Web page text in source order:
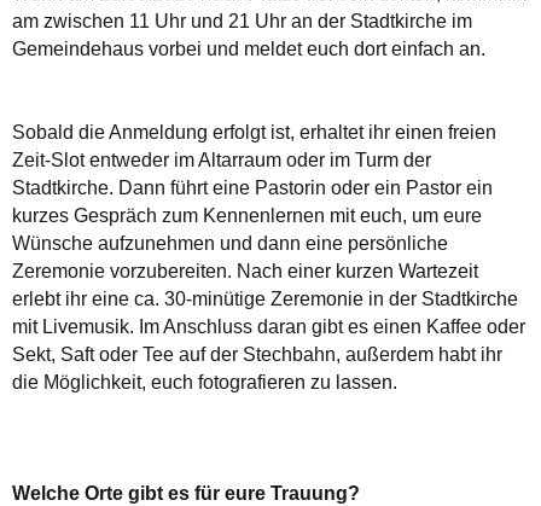
am zwischen 11 Uhr und 21 Uhr an der Stadtkirche im
Gemeindehaus vorbei und meldet euch dort einfach an.
Sobald die Anmeldung erfolgt ist, erhaltet ihr einen freien
Zeit-Slot entweder im Altarraum oder im Turm der
Stadtkirche. Dann führt eine Pastorin oder ein Pastor ein
kurzes Gespräch zum Kennenlernen mit euch, um eure
Wünsche aufzunehmen und dann eine persönliche
Zeremonie vorzubereiten. Nach einer kurzen Wartezeit
erlebt ihr eine ca. 30-minütige Zeremonie in der Stadtkirche
mit Livemusik. Im Anschluss daran gibt es einen Kaffee oder
Sekt, Saft oder Tee auf der Stechbahn, außerdem habt ihr
die Möglichkeit, euch fotografieren zu lassen.
Welche Orte gibt es für eure Trauung?